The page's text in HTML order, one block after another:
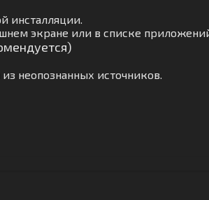
инсталляции.
экране или в списке
неопознанных источников.